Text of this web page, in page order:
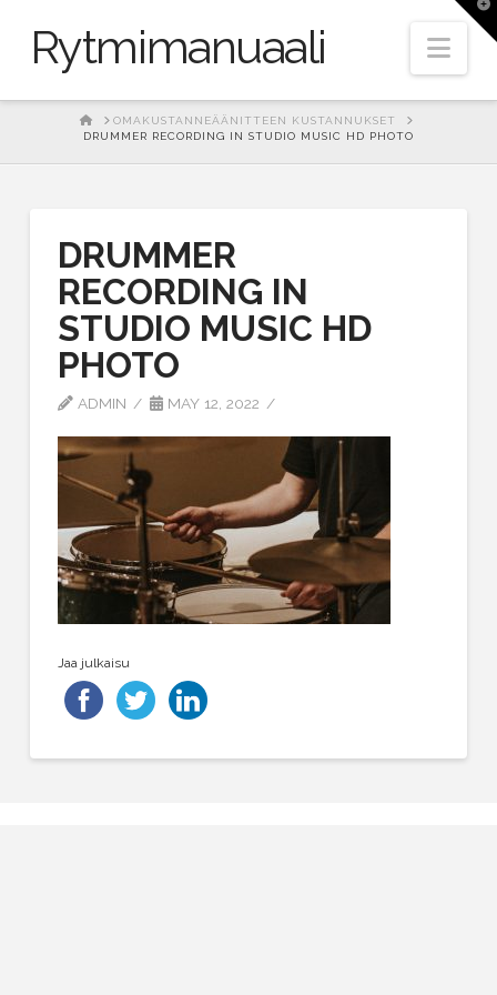
Rytmimanuaali
HOMEOMAKUSTANNEÄÄNITTEEN KUSTANNUKSET
DRUMMER RECORDING IN STUDIO MUSIC HD PHOTO
DRUMMER
RECORDING IN
STUDIO MUSIC HD
PHOTO
ADMIN MAY 12, 2022
Jaa julkaisu